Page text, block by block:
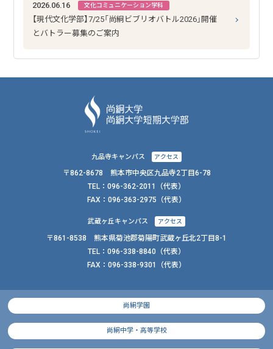
2026.06.16 文化コミュニケーション学科
【現代文化学部】7/25「尚絅ビブリオバトル2026」開催
とバトラー募集のご案内
九品寺キャンパス アクセス
〒862-8678 熊本市中央区九品寺2丁目6-78
TEL： 096-362-2011
（代表）
FAX： 096-363-2975（代表）
武蔵ヶ丘キャンパス アクセス
〒861-8538 熊本県菊池郡菊陽町武蔵ヶ丘北2丁目8-1
TEL： 096-338-8840 （代表）
FAX： 096-338-9301（代表）
尚絅学園
尚絅中学・高等学校